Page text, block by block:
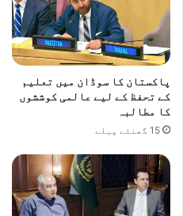
پاکستان کا سوڈان میں تعلیم
کے تحفظ کے لیے عالمی کوششوں
کا مطالبہ
15 گھنٹے پہلے